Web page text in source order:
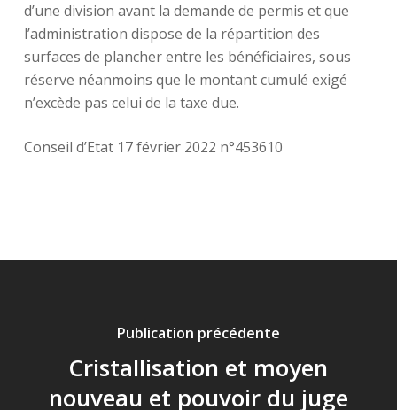
d’une division avant la demande de permis et que
l’administration dispose de la répartition des
surfaces de plancher entre les bénéficiaires, sous
réserve néanmoins que le montant cumulé exigé
n’excède pas celui de la taxe due.
Conseil d’Etat 17 février 2022 n°453610
Publication précédente
Cristallisation et moyen
nouveau et pouvoir du juge